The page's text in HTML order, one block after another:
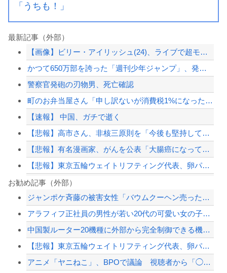
「うちも！」
最新記事（外部）
【画像】ビリー・アイリッシュ(24)、ライブで超モリマンスジを強調して炎上ｗｗｗ...
かつて650万部を誇った「週刊少年ジャンプ」、発行部数が初の100万部割れ
警察官発砲の刃物男、死亡確認
町のお弁当屋さん「申し訳ないが消費税1%になったらその分商品代を値上げするわ」 ...
【速報】 中国、ガチで逝く
【悲報】高市さん、非核三原則を「今後も堅持していく」の表現削除WWWWWWWWW...
【悲報】有名漫画家、がんを公表「大腸癌になってしまいました。肝臓に転移も見られて...
【悲報】東京五輪ウェイトリフティング代表、卵パックを盗んで逮捕ｗｗｗｗｗｗｗ
【悲報】寿美花代さん死去、94歳 高島忠夫さんの妻で高嶋政宏・政伸の母
株式投資、若年男性の自信喪失の原因に-6割超が「人生の敗者」自認
【画像】 日産が社運をかけて発売するSUVｗｗｗｗｗｗｗ
【配信者】「金バエ」のSNS更新が1週間途絶え、様々な憶測が飛び交う。1週間ぶり...
【緊急速報】NYで警官が黒人男性の首を絞め、暴動第二波不可避へ
お勧め記事（外部）
ジャンポケ斉藤の被害女性「バウムクーヘン売ったりTikTokライブしててムカつい...
アラフィフ正社員の男性が若い20代の可愛い女の子以外には挨拶をしない
中国製ルーター20機種に外部から完全制御できる機能が仕込まれていたことが判明・・...
【悲報】東京五輪ウェイトリフティング代表、卵パックを盗んで逮捕ｗｗｗｗｗｗｗ
アニメ「ヤニねこ」、BPOで議論 視聴者から「◯◯◯なのではないか」との批判が寄...